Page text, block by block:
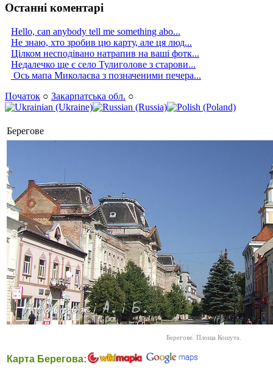
Останні коментарі
Hello, can anybody tell me something abo...
Не знаю, хто зробив цю карту, але ця люд...
Цілком несподівано натрапив на ваші фотк...
Недалечко ще є село Тулиголове з старови...
Ось мапа Миколаєва з позначеними печера...
Початок ○ Закарпатська обл. ○
Берегове
Берегове. Площа Кошута.
Карта Берегова: